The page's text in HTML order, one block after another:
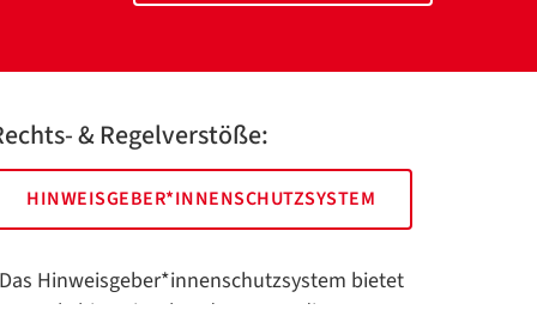
& Regelverstöße:
HINWEISGEBER*INNENSCHUTZSYSTEM
Hinweisgeber*innenschutzsystem bietet
als hinweisgebende Person die